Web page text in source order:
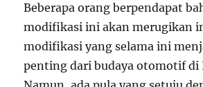
Beberapa orang berpendapat
modifikasi ini akan merugikan
modifikasi yang selama ini
penting dari budaya otomotif di